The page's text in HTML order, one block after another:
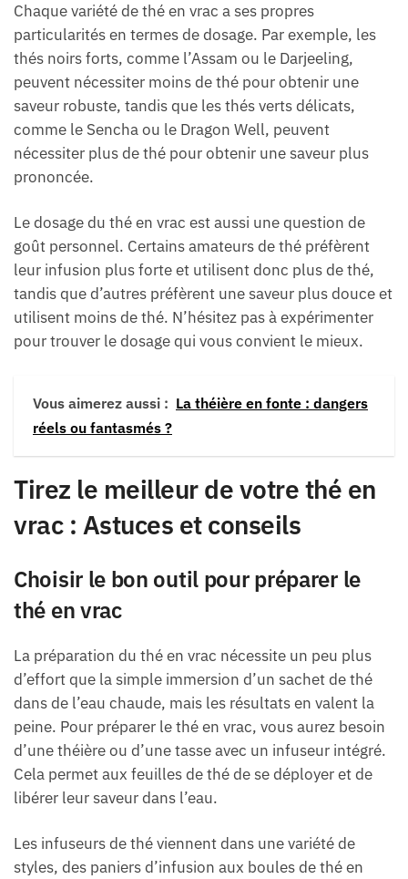
Chaque variété de thé en vrac a ses propres
particularités en termes de dosage. Par exemple, les
thés noirs forts, comme l’Assam ou le Darjeeling,
peuvent nécessiter moins de thé pour obtenir une
saveur robuste, tandis que les thés verts délicats,
comme le Sencha ou le Dragon Well, peuvent
nécessiter plus de thé pour obtenir une saveur plus
prononcée.
Le dosage du thé en vrac est aussi une question de
goût personnel. Certains amateurs de thé préfèrent
leur infusion plus forte et utilisent donc plus de thé,
tandis que d’autres préfèrent une saveur plus douce et
utilisent moins de thé. N’hésitez pas à expérimenter
pour trouver le dosage qui vous convient le mieux.
Vous aimerez aussi : La théière en fonte : dangers
réels ou fantasmés ?
Tirez le meilleur de votre thé en
vrac : Astuces et conseils
Choisir le bon outil pour préparer le
thé en vrac
La préparation du thé en vrac nécessite un peu plus
d’effort que la simple immersion d’un sachet de thé
dans de l’eau chaude, mais les résultats en valent la
peine. Pour préparer le thé en vrac, vous aurez besoin
d’une théière ou d’une tasse avec un infuseur intégré.
Cela permet aux feuilles de thé de se déployer et de
libérer leur saveur dans l’eau.
Les infuseurs de thé viennent dans une variété de
styles, des paniers d’infusion aux boules de thé en